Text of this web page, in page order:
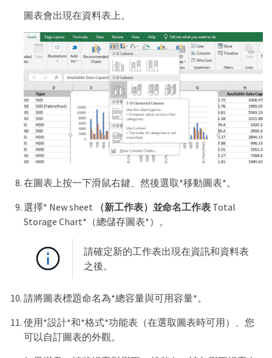
圖表會出現在資料表上。
在圖表上按一下滑鼠右鍵、然後選取*移動圖表*。
選擇* New sheet
（新工作表）並命名工作表 Total
Storage Chart*（總儲存圖表*）。
請確定新的工作表出現在資訊和資料表
之後。
請將圖表標題命名為*總容量與可用容量*。
使用*設計*和*格式*功能表（在選取圖表時可用）、您
可以自訂圖表的外觀。